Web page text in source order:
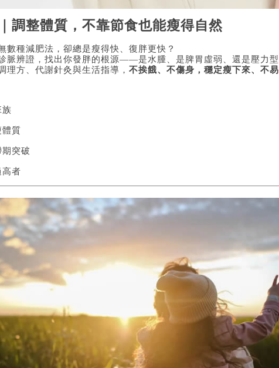
調整體質，不靠節食也能瘦得自然
數種減肥法，卻總是瘦得快、復胖更快？
脈辨證，找出你發胖的根源——是水腫、是脾胃虛弱、還是壓力型
理方、代謝針灸與生活指導， 不挨餓、不傷身，穩定瘦下來、不易
族
體質
突破
高者